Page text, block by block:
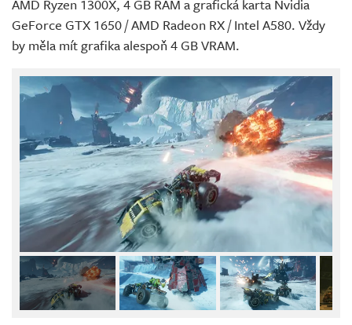
AMD Ryzen 1300X, 4 GB RAM a grafická karta Nvidia
GeForce GTX 1650 / AMD Radeon RX / Intel A580. Vždy
by měla mít grafika alespoň 4 GB VRAM.